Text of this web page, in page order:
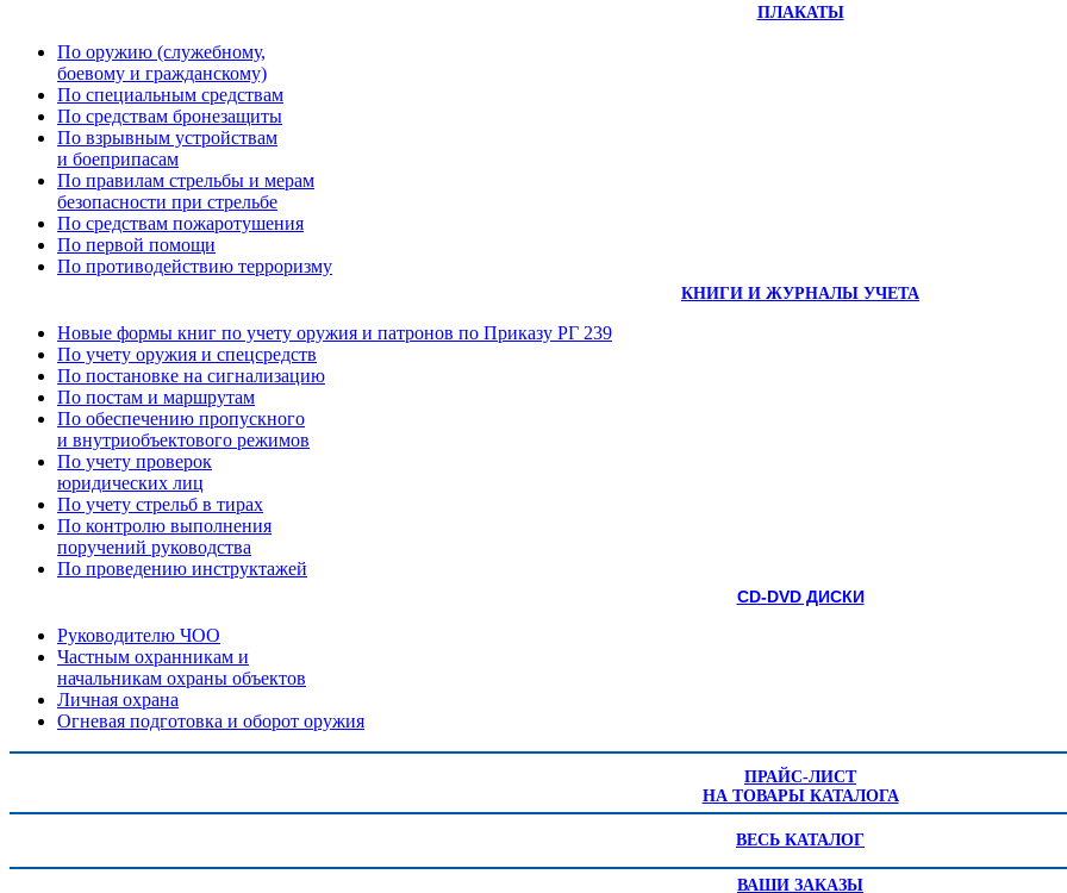
ПЛАКАТЫ
По оружию (служебному,
боевому и гражданскому)
По специальным средствам
По средствам бронезащиты
По взрывным устройствам
и боеприпасам
По правилам стрельбы и мерам
безопасности при стрельбе
По средствам пожаротушения
По первой помощи
По противодействию терроризму
КНИГИ И ЖУРНАЛЫ УЧЕТА
Новые формы книг по учету оружия и патронов по Приказу РГ 239
По учету оружия и спецсредств
По постановке на сигнализацию
По постам и маршрутам
По обеспечению пропускного
и внутриобъектового режимов
По учету проверок
юридических лиц
По учету стрельб в тирах
По контролю выполнения
поручений руководства
По проведению инструктажей
CD-DVD ДИСКИ
Руководителю ЧОО
Частным охранникам и
начальникам охраны объектов
Личная охрана
Огневая подготовка и оборот оружия
ПРАЙС-ЛИСТ
НА ТОВАРЫ КАТАЛОГА
ВЕСЬ КАТАЛОГ
ВАШИ ЗАКАЗЫ